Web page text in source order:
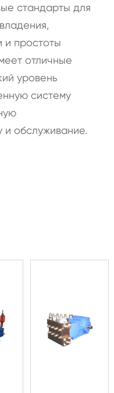
стандарты для
и простоты
отличные
уровень
систему
обслуживание.